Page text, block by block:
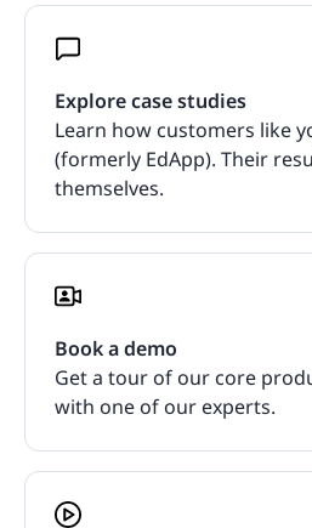
Explore case studies
Learn how customers like
(formerly EdApp). Their
themselves.
Book a demo
Get a tour of our core
with one of our experts.